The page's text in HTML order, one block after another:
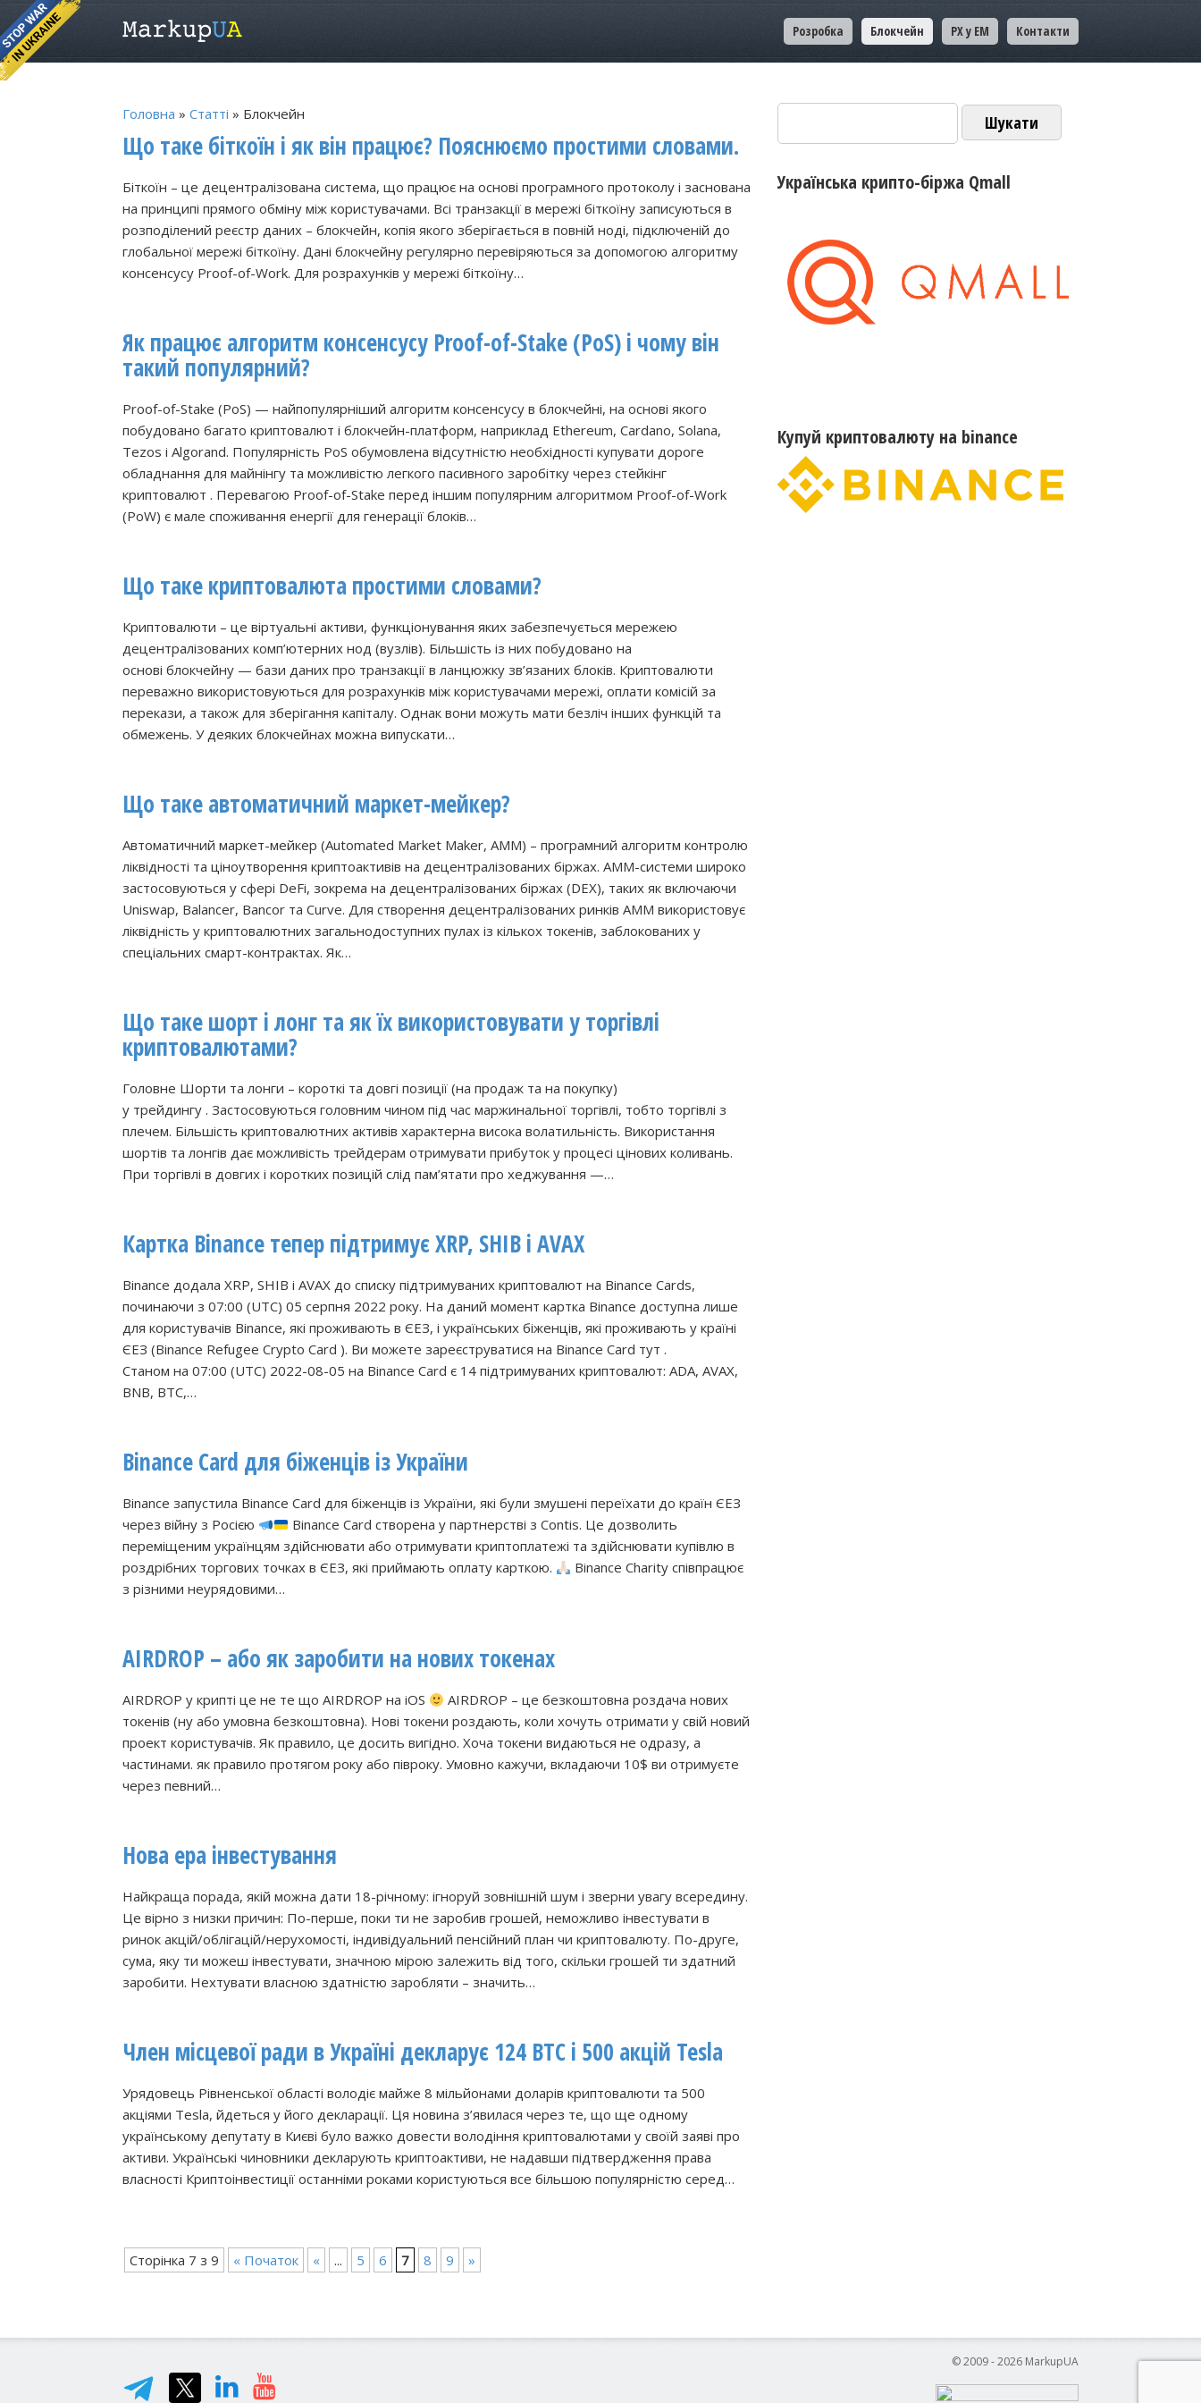
Головна » Статті » Блокчейн
Що таке біткоїн і як він працює? Пояснюємо простими словами.
Біткоїн – це децентралізована система, що працює на основі програмного протоколу і заснована
на принципі прямого обміну між користувачами. Всі транзакції в мережі біткоїну записуються в
розподілений реєстр даних – блокчейн, копія якого зберігається в повній ноді, підключеній до
глобальної мережі біткоїну. Дані блокчейну регулярно перевіряються за допомогою алгоритму
консенсусу Proof-of-Work. Для розрахунків у мережі біткоїну…
Як працює алгоритм консенсусу Proof-of-Stake (PoS) і чому він
такий популярний?
Proof-of-Stake (PoS) — найпопулярніший алгоритм консенсусу в блокчейні, на основі якого
побудовано багато криптовалют і блокчейн-платформ, наприклад Ethereum, Cardano, Solana,
Tezos і Algorand. Популярність PoS обумовлена ​​відсутністю необхідності купувати дороге
обладнання для майнінгу та можливістю легкого пасивного заробітку через стейкінг
криптовалют . Перевагою Proof-of-Stake перед іншим популярним алгоритмом Proof-of-Work
(PoW) є мале споживання енергії для генерації блоків…
Що таке криптовалюта простими словами?
Криптовалюти – це віртуальні активи, функціонування яких забезпечується мережею
децентралізованих комп’ютерних нод (вузлів). Більшість із них побудовано на
основі блокчейну — бази даних про транзакції в ланцюжку зв’язаних блоків. Криптовалюти
переважно використовуються для розрахунків між користувачами мережі, оплати комісій за
перекази, а також для зберігання капіталу. Однак вони можуть мати безліч інших функцій та
обмежень. У деяких блокчейнах можна випускати…
Що таке автоматичний маркет-мейкер?
Автоматичний маркет-мейкер (Automated Market Maker, AMM) – програмний алгоритм контролю
ліквідності та ціноутворення криптоактивів на децентралізованих біржах. AMM-системи широко
застосовуються у сфері DeFi, зокрема на децентралізованих біржах (DEX), таких як включаючи
Uniswap, Balancer, Bancor та Curve. Для створення децентралізованих ринків AMM використовує
ліквідність у криптовалютних загальнодоступних пулах із кількох токенів, заблокованих у
спеціальних смарт-контрактах. Як…
Що таке шорт і лонг та як їх використовувати у торгівлі
криптовалютами?
Головне Шорти та лонги – короткі та довгі позиції (на продаж та на покупку)
у трейдингу . Застосовуються головним чином під час маржинальної торгівлі, тобто торгівлі з
плечем. Більшість криптовалютних активів характерна висока волатильність. Використання
шортів та лонгів дає можливість трейдерам отримувати прибуток у процесі цінових коливань.
При торгівлі в довгих і коротких позицій слід пам’ятати про хеджування —…
Картка Binance тепер підтримує XRP, SHIB і AVAX
Binance додала XRP, SHIB і AVAX до списку підтримуваних криптовалют на Binance Cards,
починаючи з 07:00 (UTC) 05 серпня 2022 року. На даний момент картка Binance доступна лише
для користувачів Binance, які проживають в ЄЕЗ, і українських біженців, які проживають у країні
ЄЕЗ (Binance Refugee Crypto Card ). Ви можете зареєструватися на Binance Card тут .
Станом на 07:00 (UTC) 2022-08-05 на Binance Card є 14 підтримуваних криптовалют: ADA, AVAX,
BNB, BTC,…
Binance Card для біженців із України
Binance запустила Binance Card для біженців із України, які були змушені переїхати до країн ЄЕЗ
через війну з Росією
Binance Card створена у партнерстві з Contis. Це дозволить
переміщеним українцям здійснювати або отримувати криптоплатежі та здійснювати купівлю в
роздрібних торгових точках в ЄЕЗ, які приймають оплату карткою.
Binance Charity співпрацює
з різними неурядовими…
AIRDROP – або як заробити на нових токенах
AIRDROP у крипті це не те що AIRDROP на iOS
AIRDROP – це безкоштовна роздача нових
токенів (ну або умовна безкоштовна). Нові токени роздають, коли хочуть отримати у свій новий
проект користувачів. Як правило, це досить вигідно. Хоча токени видаються не одразу, а
частинами. як правило протягом року або півроку. Умовно кажучи, вкладаючи 10$ ви отримуєте
через певний…
Нова ера інвестування
Найкраща порада, якій можна дати 18-річному: ігноруй зовнішній шум і зверни увагу всередину.
Це вірно з низки причин: По-перше, поки ти не заробив грошей, неможливо інвестувати в
ринок акцій/облігацій/нерухомості, індивідуальний пенсійний план чи криптовалюту. По-друге,
сума, яку ти можеш інвестувати, значною мірою залежить від того, скільки грошей ти здатний
заробити. Нехтувати власною здатністю заробляти – значить…
Член місцевої ради в Україні декларує 124 BTC і 500 акцій Tesla
Урядовець Рівненської області володіє майже 8 мільйонами доларів криптовалюти та 500
акціями Tesla, йдеться у його декларації. Ця новина з’явилася через те, що ще одному
українському депутату в Києві було важко довести володіння криптовалютами у своїй заяві про
активи. Українські чиновники декларують криптоактиви, не надавши підтвердження права
власності Криптоінвестиції останніми роками користуються все більшою популярністю серед…
Сторінка 7 з 9 « Початок « ... 5 6 7 8 9 »
Українська крипто-біржа Qmall
Купуй криптовалюту на binance
Розробка Блокчейн PX у EM Контакти
© 2009 - 2026 MarkupUA